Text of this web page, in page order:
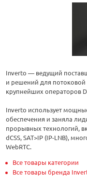
Inverto — ведущий
и решений для
крупнейших операторов
Inverto использует
обеспечения и заняла
прорывных технологий,
dCSS, SAT>IP (IP-LNB),
WebRTC.
Все товары категории
Все товары бренда